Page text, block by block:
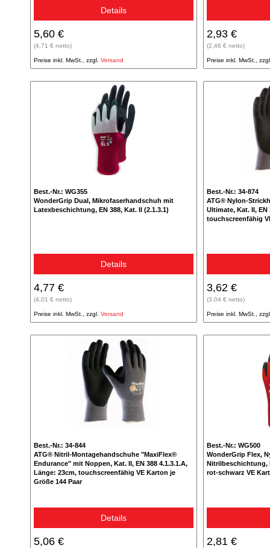
Details
5,60 €
(4,71 € netto)
Preise inkl. MwSt., zzgl. Versand
2,93 €
(2,46 € netto)
Preise inkl. MwSt.,
Best.-Nr.: WG355
WonderGrip Dual, Mikrofaserhandschuh mit
Latexbeschichtung, EN 388, Kat. II (2.1.3.1)
Details
4,77 €
(4,01 € netto)
Preise inkl. MwSt., zzgl. Versand
Best.-Nr.: 34-874
ATG® Nylon-
Ultimate, Kat. II, EN
touchscreenfähig
3,62 €
(3,04 € netto)
Preise inkl. MwSt.,
Best.-Nr.: 34-844
ATG® Nitril-Montagehandschuhe "MaxiFlex®
Endurance" mit Noppen, Kat. II, EN 388 4.1.3.1.A,
Länge: 23cm, touchscreenfähig VE Karton je
Größe 144 Paar
Details
5,06 €
Best.-Nr.: WG500
WonderGrip Flex,
Nitrilbeschichtung,
rot-schwarz VE
2,81 €